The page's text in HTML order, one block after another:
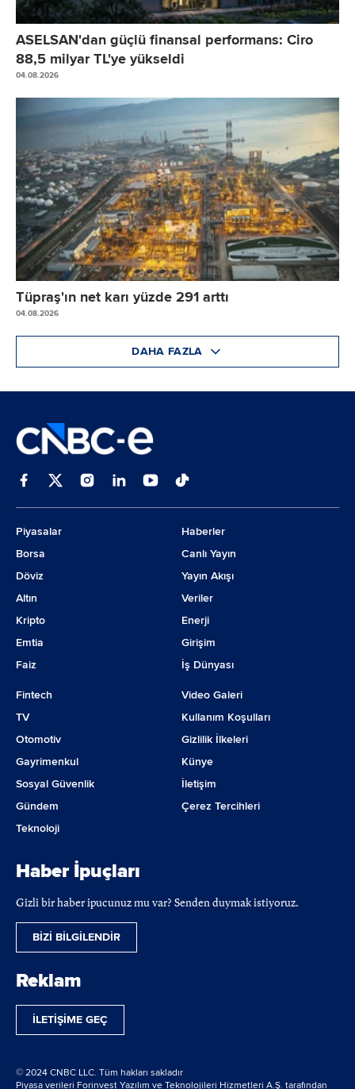
ASELSAN'dan güçlü finansal performans: Ciro
88,5 milyar TL'ye yükseldi
04.08.2026
Tüpraş'ın net karı yüzde 291 arttı
04.08.2026
DAHA FAZLA
Piyasalar
Borsa
Döviz
Altın
Kripto
Emtia
Faiz
Haberler
Canlı Yayın
Yayın Akışı
Veriler
Enerji
Girişim
İş Dünyası
Fintech
TV
Otomotiv
Gayrimenkul
Sosyal Güvenlik
Gündem
Teknoloji
Video Galeri
Kullanım Koşulları
Gizlilik İlkeleri
Künye
İletişim
Çerez Tercihleri
Haber İpuçları
Gizli bir haber ipucunuz mu var? Senden duymak istiyoruz.
BİZİ BİLGİLENDİR
Reklam
İLETİŞİME GEÇ
© 2024 CNBC LLC. Tüm hakları sakladır
Piyasa verileri Forinvest Yazılım ve Teknolojileri Hizmetleri A.Ş. tarafından